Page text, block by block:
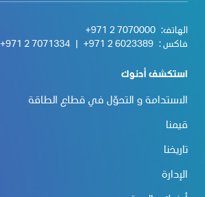
الهاتف: +971 2 7070000
فاكس : +971 2 6023389
+971 2 7071334
استكشف أدنوك
الاستدامة و التحوّل في قطاع الطاقة
قيمنا
تاريخنا
الإدارة